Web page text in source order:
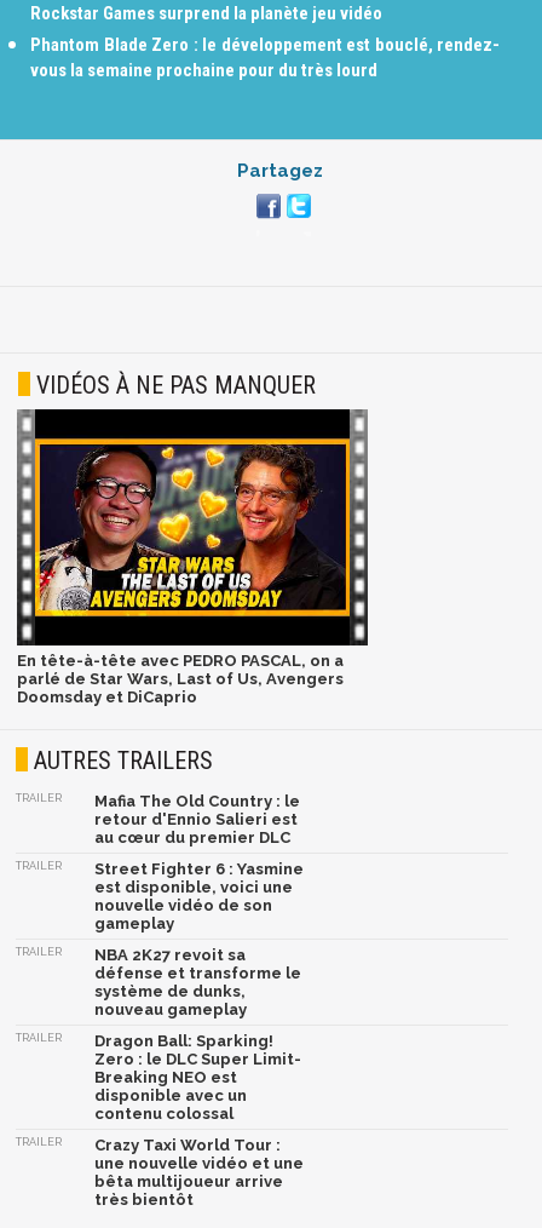
Rockstar Games surprend la planète jeu vidéo
Phantom Blade Zero : le développement est bouclé, rendez-
vous la semaine prochaine pour du très lourd
Partagez
VIDÉOS À NE PAS MANQUER
En tête-à-tête avec PEDRO PASCAL, on a
parlé de Star Wars, Last of Us, Avengers
Doomsday et DiCaprio
AUTRES TRAILERS
TRAILER
Mafia The Old Country : le
retour d'Ennio Salieri est
au cœur du premier DLC
TRAILER
Street Fighter 6 : Yasmine
est disponible, voici une
nouvelle vidéo de son
gameplay
TRAILER
NBA 2K27 revoit sa
défense et transforme le
système de dunks,
nouveau gameplay
TRAILER
Dragon Ball: Sparking!
Zero : le DLC Super Limit-
Breaking NEO est
disponible avec un
contenu colossal
TRAILER
Crazy Taxi World Tour :
une nouvelle vidéo et une
bêta multijoueur arrive
très bientôt